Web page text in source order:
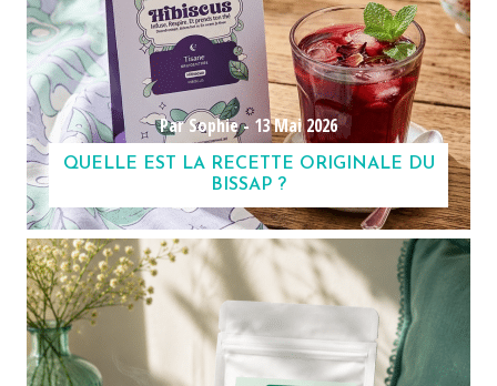
Par Sophie -13 Mai 2026
QUELLE EST LA RECETTE ORIGINALE DU
BISSAP ?